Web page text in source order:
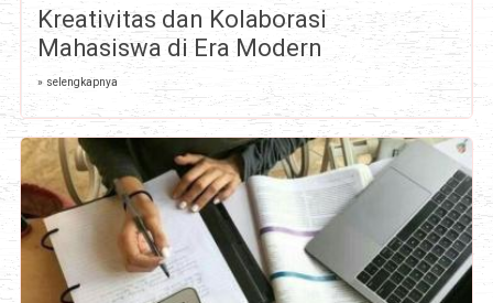
Kreativitas dan Kolaborasi
Mahasiswa di Era Modern
» selengkapnya